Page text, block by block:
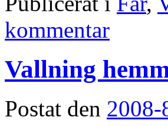
kommentar
Vallning
Postat den 2008-